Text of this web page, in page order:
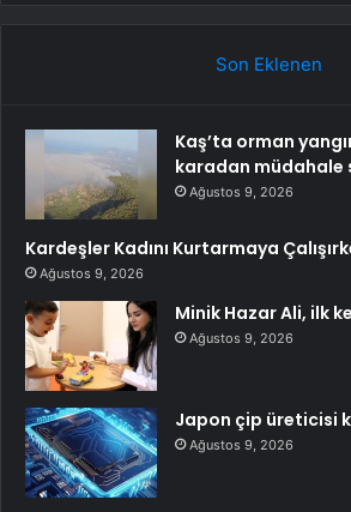
Son Eklenen
Kaş’ta orman
karadan müdahale
Ağustos 9, 2026
Kardeşler Kadını Kurtarmaya
Ağustos 9, 2026
Minik Hazar Ali, ilk
Ağustos 9, 2026
Japon çip üreticisi
Ağustos 9, 2026